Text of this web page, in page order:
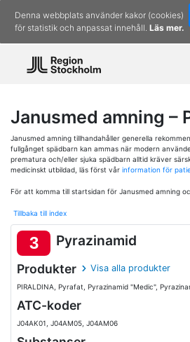
Denna webbplats använder kakor (cookies)
för statistik och anpassat innehåll. Läs mer.
Janusmed amning –
Janusmed amning tillhandahåller generella
fullgånget spädbarn kan ammas när modern
prematura och/eller sjuka spädbarn alltid kräver
medicinskt utbildad, läs först vår information för
För att komma till startsidan för Janusmed amning
Tillbaka till index
3 Pyrazinamid
Produkter Visa alla produkter
PIRALDINA, Pyrafat, Pyrazinamid "Medic",
ATC-koder
J04AK01, J04AM05, J04AM06